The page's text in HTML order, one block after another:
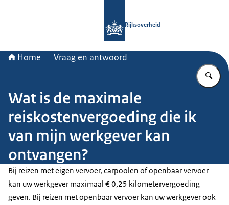
Rijksoverheid
Home Vraag en antwoord
Wat is de maximale
reiskostenvergoeding die ik
van mijn werkgever kan
ontvangen?
Bij reizen met eigen vervoer, carpoolen of openbaar vervoer
kan uw werkgever maximaal € 0,25 kilometervergoeding
geven. Bij reizen met openbaar vervoer kan uw werkgever ook